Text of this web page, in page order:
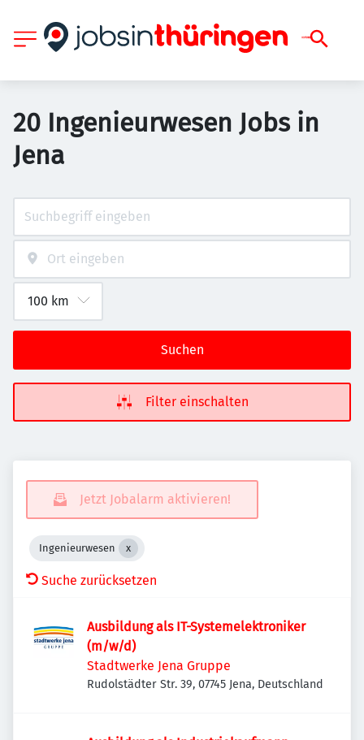
20 Ingenieurwesen Jobs in
Jena
Suchen
Filter einschalten
Jetzt Jobalarm aktivieren!
Ingenieurwesen
Suche zurücksetzen
Ausbildung als IT-Systemelektroniker
(m/w/d)
Stadtwerke Jena Gruppe
Rudolstädter Str. 39, 07745 Jena, Deutschland